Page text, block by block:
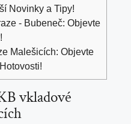
Novinky a Tipy!
- Bubeneč: Objevte
Malešicích: Objevte
vkladové